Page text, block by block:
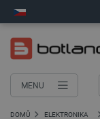
MENU
DOMŮ ELEKTRONIKA